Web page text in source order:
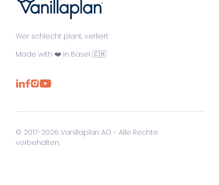
®
Wer schlecht plant, verliert
Made with ❤️ in Basel 🇨🇭
© 2017-2026 Vanillaplan AG - Alle Rechte
vorbehalten.